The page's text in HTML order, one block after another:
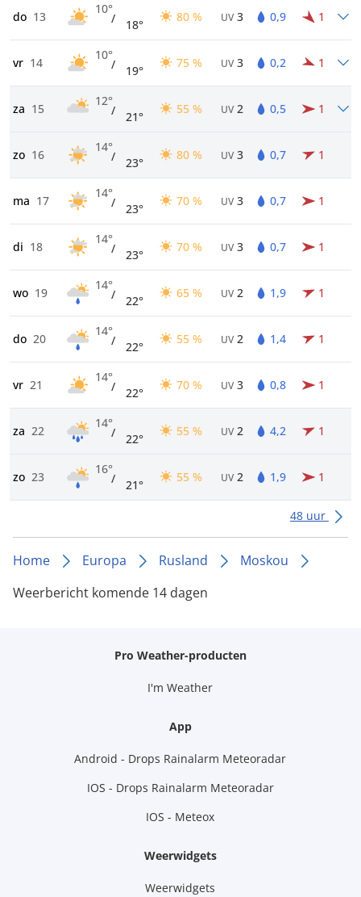
do 13
10°
/ 18°
80 % UV 3 0,9 1
vr 14
10°
/ 19°
75 % UV 3 0,2 1
za 15
12°
/ 21°
55 % UV 2 0,5 1
zo 16
14°
/ 23°
80 % UV 3 0,7 1
ma 17
14°
/ 23°
70 % UV 3 0,7 1
di 18
14°
/ 23°
70 % UV 3 0,7 1
wo 19
14°
/ 22°
65 % UV 2 1,9 1
do 20
14°
/ 22°
55 % UV 2 1,4 1
vr 21
14°
/ 22°
70 % UV 3 0,8 1
za 22
14°
/ 22°
55 % UV 2 4,2 1
zo 23
16°
/ 21°
55 % UV 2 1,9 1
48 uur
Home Europa Rusland
Moskou
Weerbericht komende 14 dagen
Pro Weather-producten
I'm Weather
App
Android - Drops Rainalarm Meteoradar
IOS - Drops Rainalarm Meteoradar
IOS - Meteox
Weerwidgets
Weerwidgets